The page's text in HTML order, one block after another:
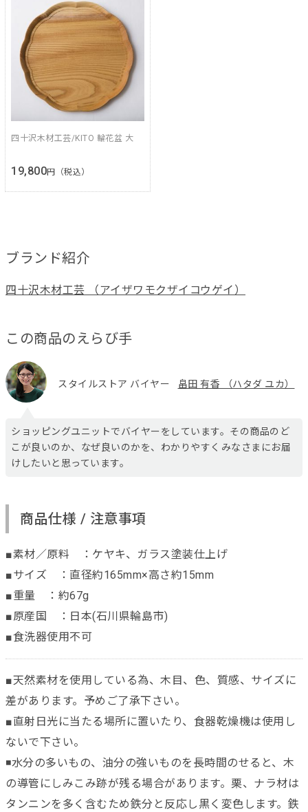
四十沢木材工芸/KITO 輪花盆 大
19,800円（税込）
ブランド紹介
四十沢木材工芸 （アイザワモクザイコウゲイ）
この商品のえらび手
スタイルストア バイヤー 畠田 有香 （ハタダ ユカ）
ショッピングユニットでバイヤーをしています。その商品のど
こが良いのか、なぜ良いのかを、わかりやすくみなさまにお届
けしたいと思っています。
商品仕様 / 注意事項
■素材／原料 ：ケヤキ、ガラス塗装仕上げ
■サイズ ：直径約165mm×高さ約15mm
■重量 ：約67g
■原産国 ：日本(石川県輪島市)
■食洗器使用不可
■天然素材を使用している為、木目、色、質感、サイズに
差があります。予めご了承下さい。
■直射日光に当たる場所に置いたり、食器乾燥機は使用し
ないで下さい。
◾️水分の多いもの、油分の強いものを長時間のせると、木
の導管にしみこみ跡が残る場合があります。栗、ナラ材は
タンニンを多く含むため鉄分と反応し黒く変色します。鉄